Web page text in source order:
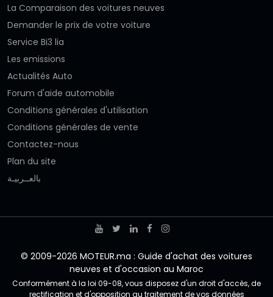
La Comparaison des voitures neuves
Demander le prix de votre voiture
Service Bi3 lia
Les emissions
Actualités Auto
Forum d'aide automobile
Conditions générales d'utilisation
Conditions générales de vente
Contactez-nous
Plan du site
بالعــربيـة
© 2009-2026 MOTEUR.ma : Guide d'achat des voitures
neuves et d'occasion au Maroc
Conformément à la loi 09-08, vous disposez d'un droit d'accès, de
rectification et d'opposition au traitement de vos données